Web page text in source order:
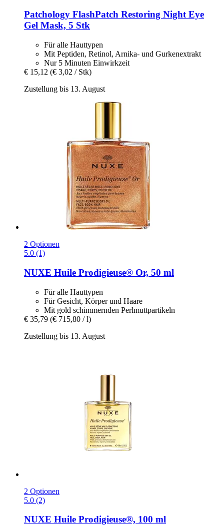
Patchology FlashPatch Restoring Night Eye
Gel Mask, 5 Stk
Für alle Hauttypen
Mit Peptiden, Retinol, Arnika- und Gurkenextrakt
Nur 5 Minuten Einwirkzeit
€ 15,12 (€ 3,02 / Stk)
Zustellung bis 13. August
2 Optionen
5.0 (1)
NUXE Huile Prodigieuse® Or, 50 ml
Für alle Hauttypen
Für Gesicht, Körper und Haare
Mit gold schimmernden Perlmuttpartikeln
€ 35,79 (€ 715,80 / l)
Zustellung bis 13. August
2 Optionen
5.0 (2)
NUXE Huile Prodigieuse®, 100 ml